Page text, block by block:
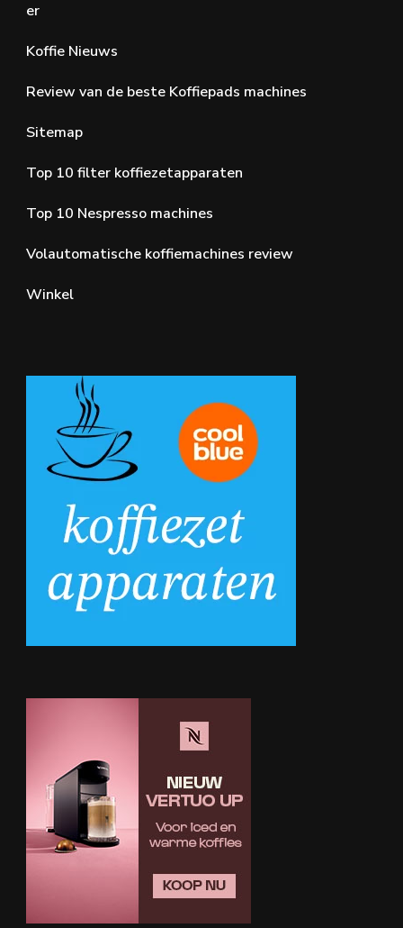
er
Koffie Nieuws
Review van de beste Koffiepads machines
Sitemap
Top 10 filter koffiezetapparaten
Top 10 Nespresso machines
Volautomatische koffiemachines review
Winkel